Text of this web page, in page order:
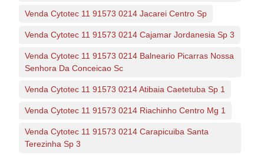
Venda Cytotec 11 91573 0214 Jacarei Centro Sp
Venda Cytotec 11 91573 0214 Cajamar Jordanesia Sp 3
Venda Cytotec 11 91573 0214 Balneario Picarras Nossa
Senhora Da Conceicao Sc
Venda Cytotec 11 91573 0214 Atibaia Caetetuba Sp 1
Venda Cytotec 11 91573 0214 Riachinho Centro Mg 1
Venda Cytotec 11 91573 0214 Carapicuiba Santa
Terezinha Sp 3